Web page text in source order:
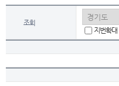
조회
지번확대